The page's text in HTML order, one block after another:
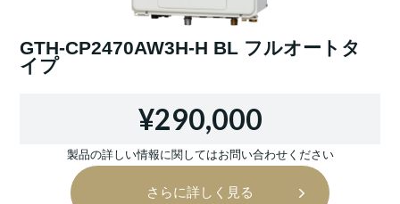
GTH-CP2470AW3H-H BL フルオートタ
イプ
¥290,000
製品の詳しい情報に関してはお問い合わせください
さらに詳しく見る